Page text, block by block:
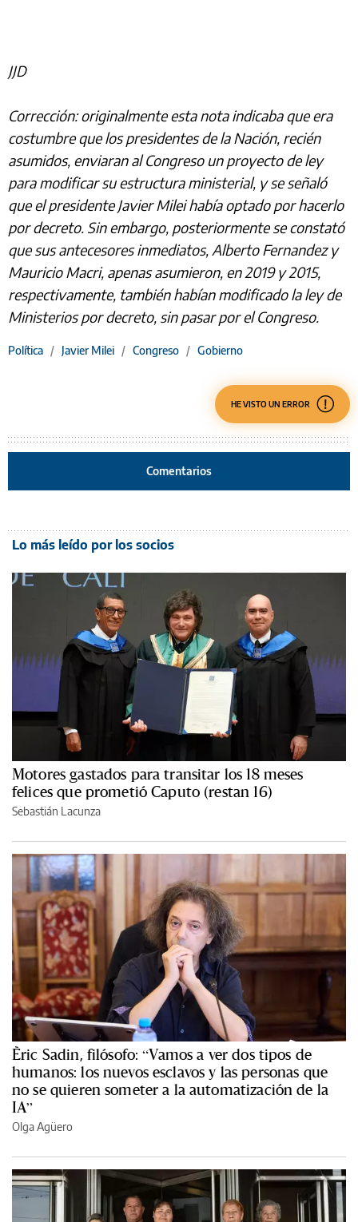
JJD
Corrección: originalmente esta nota indicaba que era
costumbre que los presidentes de la Nación, recién
asumidos, enviaran al Congreso un proyecto de ley
para modificar su estructura ministerial, y se señaló
que el presidente Javier Milei había optado por hacerlo
por decreto. Sin embargo, posteriormente se constató
que sus antecesores inmediatos, Alberto Fernandez y
Mauricio Macri, apenas asumieron, en 2019 y 2015,
respectivamente, también habían modificado la ley de
Ministerios por decreto, sin pasar por el Congreso.
Política / Javier Milei / Congreso / Gobierno
HE VISTO UN ERROR
Comentarios
Lo más leído por los socios
Motores gastados para transitar los 18 meses
felices que prometió Caputo (restan 16)
Sebastián Lacunza
Èric Sadin, filósofo: “Vamos a ver dos tipos de
humanos: los nuevos esclavos y las personas que
no se quieren someter a la automatización de la
IA”
Olga Agüero